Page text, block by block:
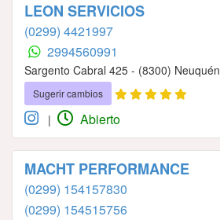
LEON SERVICIOS
(0299) 4421997
2994560991
Sargento Cabral 425 - (8300) Neuquén
Sugerir cambios
| Abierto
MACHT PERFORMANCE
(0299) 154157830
(0299) 154515756